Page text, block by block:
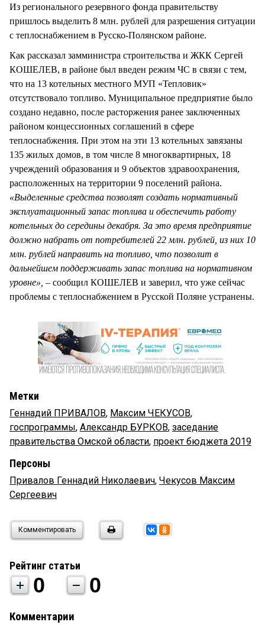
Из регионального резервного фонда правительству
пришлось выделить 8 млн. рублей для разрешения ситуации
с теплоснабжением в Русско-Полянском районе.
Как рассказал замминистра строительства и ЖКК Сергей
КОШЕЛЕВ, в районе был введен режим ЧС в связи с тем,
что на 13 котельных местного МУП «Тепловик»
отсутствовало топливо. Муниципальное предприятие было
создано недавно, после расторжения ранее заключенных
районом концессионных соглашений в сфере
теплоснабжения. При этом на эти 13 котельных завязаны
135 жилых домов, в том числе 8 многоквартирных, 18
учреждений образования и 9 объектов здравоохранения,
расположенных на территории 9 поселений района.
«Выделенные средства позволят создать нормативный
эксплуатационный запас топлива и обеспечить работу
котельных до середины декабря. За это время предприятие
должно набрать от потребителей 22 млн. рублей, из них 10
млн. рублей направить на топливо, что позволит в
дальнейшем поддерживать запас топлива на нормативном
уровне», – сообщил КОШЕЛЕВ и заверил, что уже сейчас
проблемы с теплоснабжением в Русской Поляне устранены.
Метки
Геннадий ПРИВАЛОВ, Максим ЧЕКУСОВ,
госпрограммы, Александр БУРКОВ, заседание
правительства Омской области, проект бюджета 2019
Персоны
Привалов Геннадий Николаевич, Чекусов Максим
Сергеевич
Комментировать
Рейтинг статьи
0 0
Комментарии